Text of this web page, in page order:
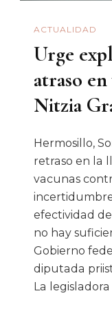
ACTUALIDAD
Urge
atraso
Nitzia
Hermosillo,
retraso en la
vacunas
efectividad
no hay
Gobierno
diputada
La